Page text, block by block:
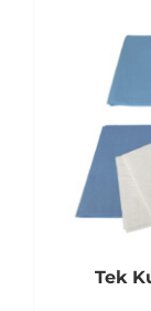
Tek